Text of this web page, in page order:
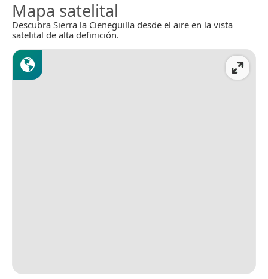
Mapa satelital
Descubra Sierra la Cieneguilla desde el aire en la vista
satelital de alta definición.